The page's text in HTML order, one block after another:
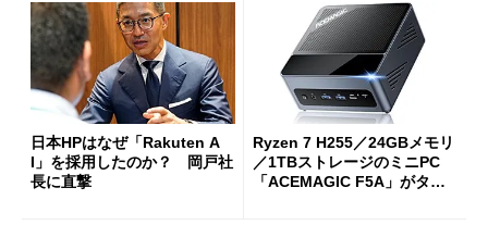
日本HPはなぜ「Rakuten A
I」を採用したのか？ 岡戸社
長に直撃
Ryzen 7 H255／24GBメモリ
／1TBストレージのミニPC
「ACEMAGIC F5A」がタイ